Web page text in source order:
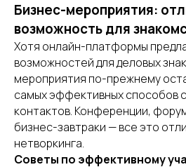
Бизнес-мероприятия:
возможность для
Хотя онлайн-платформы
возможностей для деловых
мероприятия по-прежнему
самых эффективных способов
контактов. Конференции,
бизнес-завтраки — все это
нетворкинга.
Советы по эффективному